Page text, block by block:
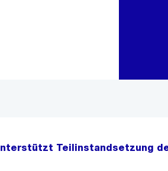
Teilinstandsetzung